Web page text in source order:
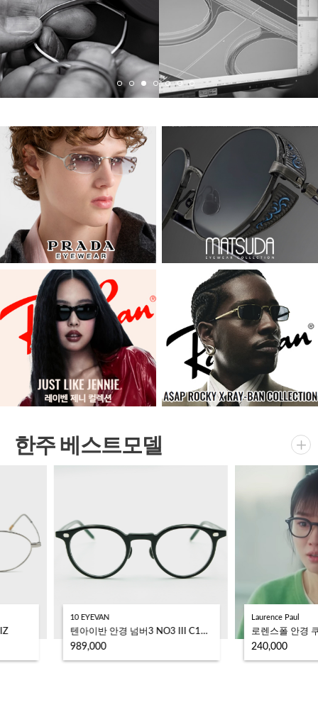
한주 베스트모델
10 EYEVAN
텐아이반 안경 넘버3 NO3 III C1006S (45)
989,000
Laurence Paul
240,000